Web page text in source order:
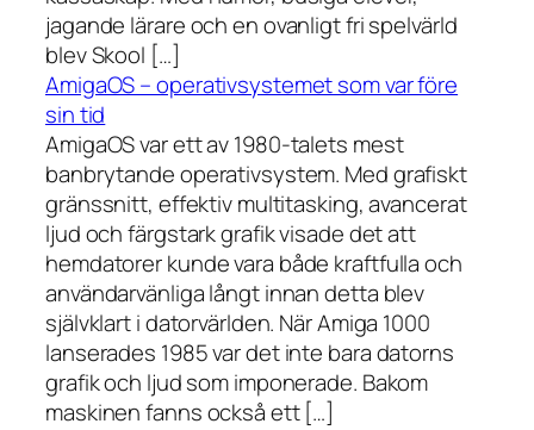
jagande lärare och en ovanligt fri spelvärld
blev Skool […]
AmigaOS – operativsystemet som var före
sin tid
AmigaOS var ett av 1980-talets mest
banbrytande operativsystem. Med grafiskt
gränssnitt, effektiv multitasking, avancerat
ljud och färgstark grafik visade det att
hemdatorer kunde vara både kraftfulla och
användarvänliga långt innan detta blev
självklart i datorvärlden. När Amiga 1000
lanserades 1985 var det inte bara datorns
grafik och ljud som imponerade. Bakom
maskinen fanns också ett […]